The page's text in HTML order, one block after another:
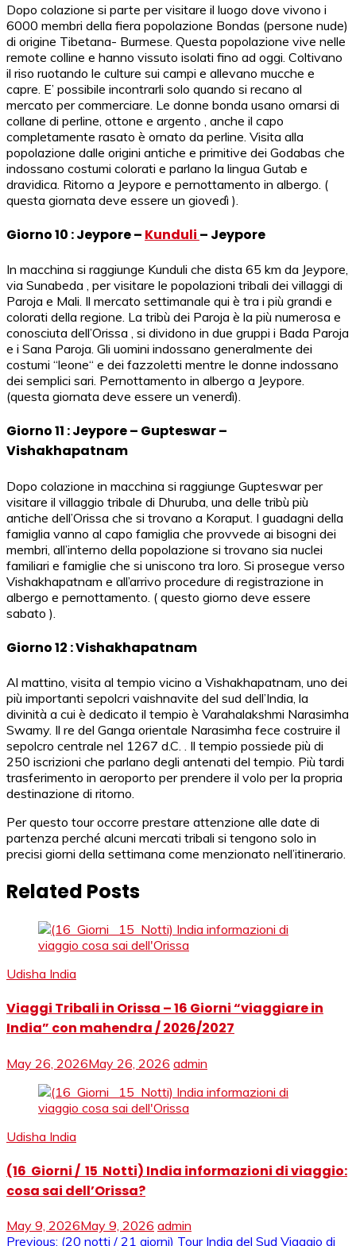
Dopo colazione si parte per visitare il luogo dove vivono i
6000 membri della fiera popolazione Bondas (persone nude)
di origine Tibetana- Burmese. Questa popolazione vive nelle
remote colline e hanno vissuto isolati fino ad oggi. Coltivano
il riso ruotando le culture sui campi e allevano mucche e
capre. E’ possibile incontrarli solo quando si recano al
mercato per commerciare. Le donne bonda usano ornarsi di
collane di perline, ottone e argento , anche il capo
completamente rasato è ornato da perline. Visita alla
popolazione dalle origini antiche e primitive dei Godabas che
indossano costumi colorati e parlano la lingua Gutab e
dravidica. Ritorno a Jeypore e pernottamento in albergo. (
questa giornata deve essere un giovedì ).
Giorno 10 : Jeypore – Kunduli – Jeypore
In macchina si raggiunge Kunduli che dista 65 km da Jeypore,
via Sunabeda , per visitare le popolazioni tribali dei villaggi di
Paroja e Mali. Il mercato settimanale qui è tra i più grandi e
colorati della regione. La tribù dei Paroja è la più numerosa e
conosciuta dell’Orissa , si dividono in due gruppi i Bada Paroja
e i Sana Paroja. Gli uomini indossano generalmente dei
costumi “leone“ e dei fazzoletti mentre le donne indossano
dei semplici sari. Pernottamento in albergo a Jeypore.
(questa giornata deve essere un venerdì).
Giorno 11 : Jeypore – Gupteswar –
Vishakhapatnam
Dopo colazione in macchina si raggiunge Gupteswar per
visitare il villaggio tribale di Dhuruba, una delle tribù più
antiche dell’Orissa che si trovano a Koraput. I guadagni della
famiglia vanno al capo famiglia che provvede ai bisogni dei
membri, all’interno della popolazione si trovano sia nuclei
familiari e famiglie che si uniscono tra loro. Si prosegue verso
Vishakhapatnam e all’arrivo procedure di registrazione in
albergo e pernottamento. ( questo giorno deve essere
sabato ).
Giorno 12 : Vishakhapatnam
Al mattino, visita al tempio vicino a Vishakhapatnam, uno dei
più importanti sepolcri vaishnavite del sud dell’India, la
divinità a cui è dedicato il tempio è Varahalakshmi Narasimha
Swamy. Il re del Ganga orientale Narasimha fece costruire il
sepolcro centrale nel 1267 d.C. . Il tempio possiede più di
250 iscrizioni che parlano degli antenati del tempio. Più tardi
trasferimento in aeroporto per prendere il volo per la propria
destinazione di ritorno.
Per questo tour occorre prestare attenzione alle date di
partenza perché alcuni mercati tribali si tengono solo in
precisi giorni della settimana come menzionato nell’itinerario.
Related Posts
Udisha India
Viaggi Tribali in Orissa – 16 Giorni “viaggiare in
India” con mahendra / 2026/2027
May 26, 2026May 26, 2026 admin
Udisha India
(16 Giorni / 15 Notti) India informazioni di viaggio:
cosa sai dell’Orissa?
May 9, 2026May 9, 2026 admin
Previous: (20 notti / 21 giorni) Tour India del Sud Viaggio di